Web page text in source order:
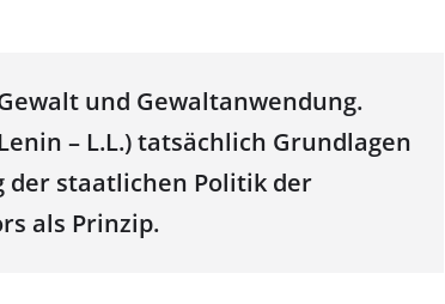
und Gewaltanwendung.
– L.L.) tatsächlich Grundlagen
der staatlichen Politik der
als Prinzip.